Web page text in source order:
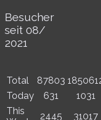
Besucher
seit 08/​
2021
Total 87803
Today
631
1031
This
2445 31017